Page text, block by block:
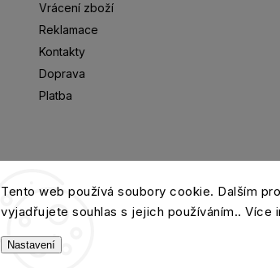
Tento web používá soubory cookie. Dalším
vyjadřujete souhlas s jejich používáním.. Více
Nastavení
Vrácení zboží
Reklamace
Kontakty
Doprava
Platba